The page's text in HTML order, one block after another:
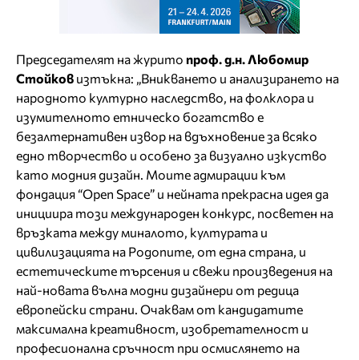
Председателят на журито проф. д.н. Любомир
Стойков изтъкна: „Вникването и анализирането на
народното културно наследство, на фолклора и
изумителното етническо богатство е
безалтернативен извор на вдъхновение за всяко
едно творчество и особено за визуално изкуство
като модния дизайн. Моите адмирации към
фондация “Open Space” и нейната прекрасна идея да
инициира този международен конкурс, посветен на
връзката между миналото, културата и
цивилизацията на Родопите, от една страна, и
естетическите търсения и свежи произведения на
най-новата вълна модни дизайнери от редица
европейски страни. Очаквам от кандидатите
максимална креативност, изобретателност и
професионална сръчност при осмислянето на